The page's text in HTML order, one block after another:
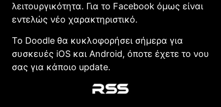
λειτουργικότητα. Για το Facebook όμως είναι
εντελώς νέο χαρακτηριστικό.
Το Dοοdle θα κυκλοφορήσει σήμερα για
συσκευές iOS και Android, όποτε έχετε το νου
σας για κάποιο update.